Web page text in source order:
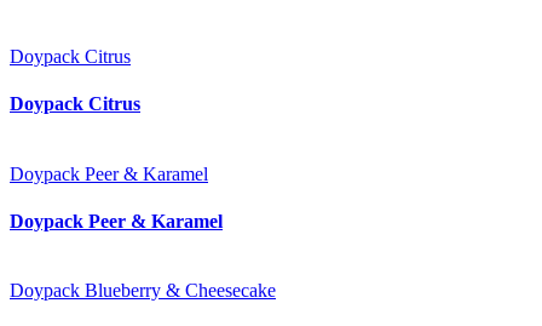
Doypack Citrus
Doypack Citrus
Doypack Peer & Karamel
Doypack Peer & Karamel
Doypack Blueberry & Cheesecake